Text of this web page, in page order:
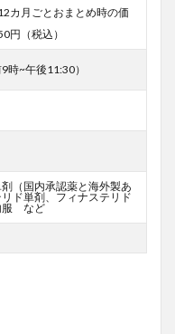
カ月ごとおまとめ時の価
円（税込）
時~午後11:30）
（国内承認薬と海外製あ
ド単剤、フィナステリド
服 など